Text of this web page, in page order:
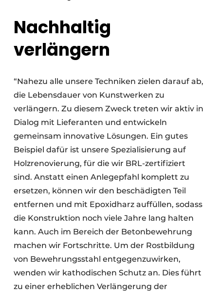
Nachhaltig
verlängern
“Nahezu alle unsere Techniken zielen darauf ab,
die Lebensdauer von Kunstwerken zu
verlängern. Zu diesem Zweck treten wir aktiv in
Dialog mit Lieferanten und entwickeln
gemeinsam innovative Lösungen. Ein gutes
Beispiel dafür ist unsere Spezialisierung auf
Holzrenovierung, für die wir BRL-zertifiziert
sind. Anstatt einen Anlegepfahl komplett zu
ersetzen, können wir den beschädigten Teil
entfernen und mit Epoxidharz auffüllen, sodass
die Konstruktion noch viele Jahre lang halten
kann. Auch im Bereich der Betonbewehrung
machen wir Fortschritte. Um der Rostbildung
von Bewehrungsstahl entgegenzuwirken,
wenden wir kathodischen Schutz an. Dies führt
zu einer erheblichen Verlängerung der